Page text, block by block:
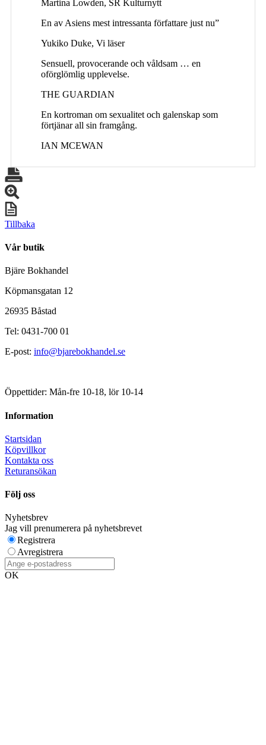
Martina Lowden, SR Kulturnytt
En av Asiens mest intressanta författare just nu”
Yukiko Duke, Vi läser
Sensuell, provocerande och våldsam … en
oförglömlig upplevelse.
THE GUARDIAN
En kortroman om sexualitet och galenskap som
förtjänar all sin framgång.
IAN MCEWAN
Tillbaka
Vår butik
Bjäre Bokhandel
Köpmansgatan 12
26935 Båstad
Tel: 0431-700 01
E-post: info@bjarebokhandel.se
Öppettider: Mån-fre 10-18, lör 10-14
Information
Startsidan
Köpvillkor
Kontakta oss
Returansökan
Följ oss
Nyhetsbrev
Jag vill prenumerera på nyhetsbrevet
Registrera
Avregistrera
OK